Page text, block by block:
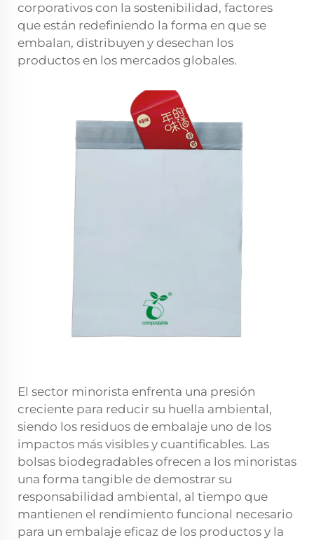
corporativos con la sostenibilidad, factores
que están redefiniendo la forma en que se
embalan, distribuyen y desechan los
productos en los mercados globales.
El sector minorista enfrenta una presión
creciente para reducir su huella ambiental,
siendo los residuos de embalaje uno de los
impactos más visibles y cuantificables. Las
bolsas biodegradables ofrecen a los minoristas
una forma tangible de demostrar su
responsabilidad ambiental, al tiempo que
mantienen el rendimiento funcional necesario
para un embalaje eficaz de los productos y la